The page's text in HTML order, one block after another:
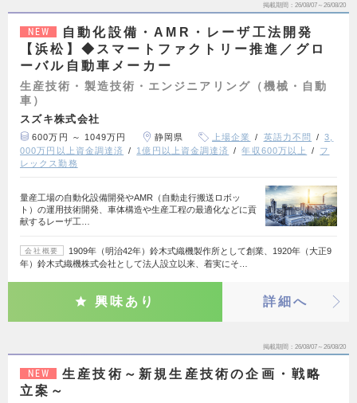
掲載期間 26/08/07～26/08/20
NEW
自動化設備・AMR・レーザ工法開発
【浜松】◆スマートファクトリー推進／グロ
ーバル自動車メーカー
生産技術・製造技術・エンジニアリング（機械・自動
車）
スズキ株式会社
600万円 ～ 1049万円 静岡県 上場企業 英語力不問
3,
000万円以上資金調達済
1億円以上資金調達済 年収600万以上
フ
レックス勤務
量産工場の自動化設備開発やAMR（自動走行搬送ロボッ
ト）の運用技術開発、車体構造や生産工程の最適化などに貢
献するレーザ工…
会社概要
1909年（明治42年）鈴木式織機製作所として創業、1920年（大正9
年）鈴木式織機株式会社として法人設立以来、着実にそ…
興味あり 詳細へ
掲載期間 26/08/07～26/08/20
NEW
生産技術～新規生産技術の企画・戦略
立案～